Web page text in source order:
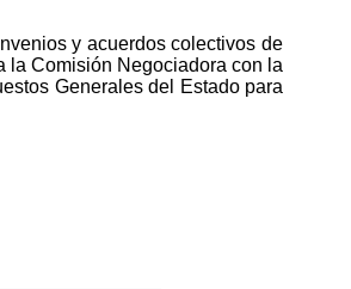
y acuerdos colectivos de
la Comisión Negociadora con la
Generales del Estado para